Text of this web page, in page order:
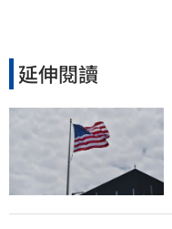
延伸閱讀